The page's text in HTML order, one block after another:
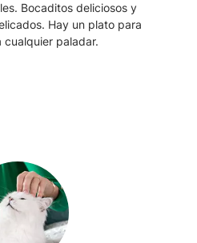
Bocaditos deliciosos y
Hay un plato para
cualquier paladar.